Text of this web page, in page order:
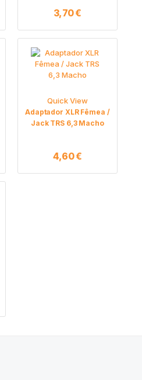
3,70€
Quick View
Adaptador XLR Fêmea /
Jack TRS 6,3 Macho
4,60€